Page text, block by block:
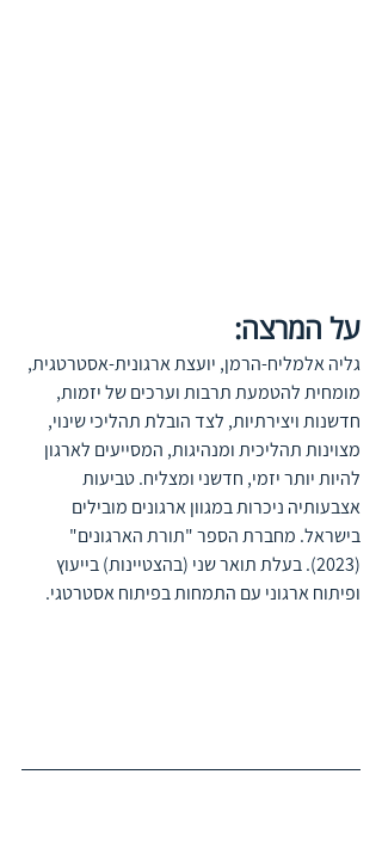
על המרצה:
גליה אלמליח-הרמן, יועצת ארגונית-אסטרטגית,
מומחית להטמעת תרבות וערכים של יזמות,
חדשנות ויצירתיות, לצד הובלת תהליכי שינוי,
מצוינות תהליכית ומנהיגות, המסייעים לארגון
להיות יותר יזמי, חדשני ומצליח. טביעות
אצבעותיה ניכרות במגוון ארגונים מובילים
בישראל. מחברת הספר "תורת הארגונים"
(2023). בעלת תואר שני (בהצטיינות) בייעוץ
ופיתוח ארגוני עם התמחות בפיתוח אסטרטגי.